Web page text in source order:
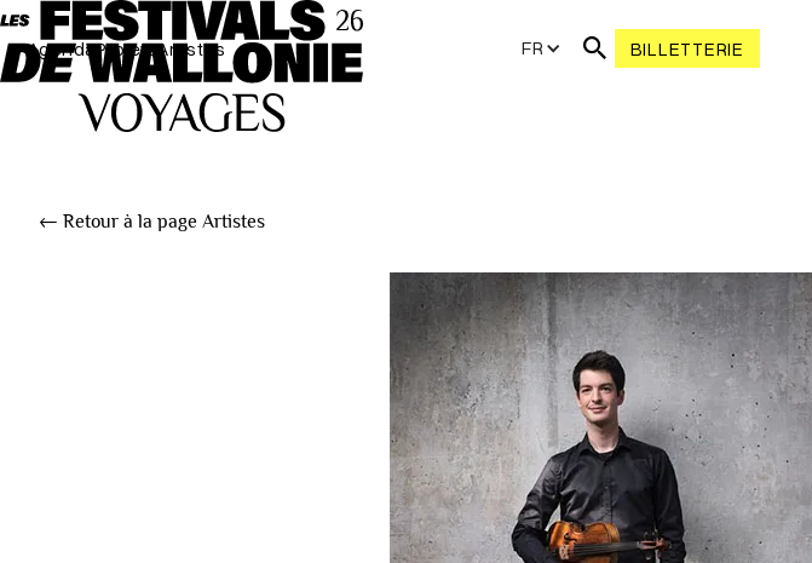
AgendaProjetsArtistes FR BILLETTERIE
← Retour à la page Artistes